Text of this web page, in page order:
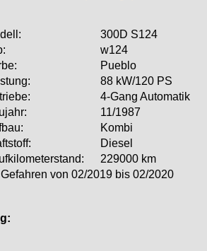
300D S124
w124
Pueblo
88 kW/120 PS
4-Gang Automatik
11/1987
Kombi
Diesel
229000 km
Gefahren von 02/2019 bis 02/2020